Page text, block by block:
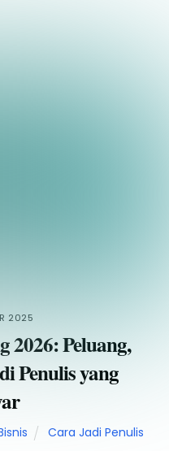
2025
2026: Peluang,
Penulis yang
Cara Jadi Penulis